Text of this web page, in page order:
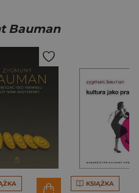
Bauman
KSIĄŻKA